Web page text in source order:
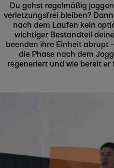
Du gehst regelmäßig
verletzungsfrei bleiben?
nach dem Laufen kein
wichtiger Bestandteil
beenden ihre Einheit abrupt
die Phase nach dem
regeneriert und wie bereit